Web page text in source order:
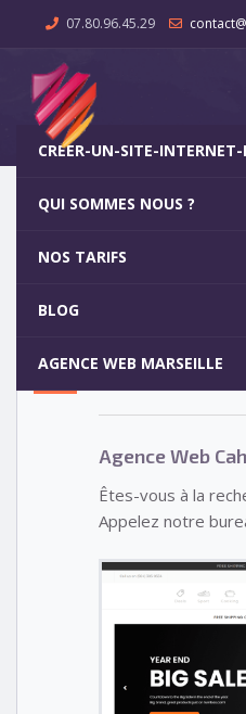
07.80.96.45.29
CREER-UN-SITE-
QUI SOMMES NOUS ?
NOS TARIFS
BLOG
AGENCE WEB MARSEILLE
Agence
5
Votre site internet
Agence Web
Êtes-vous à la
Appelez notre